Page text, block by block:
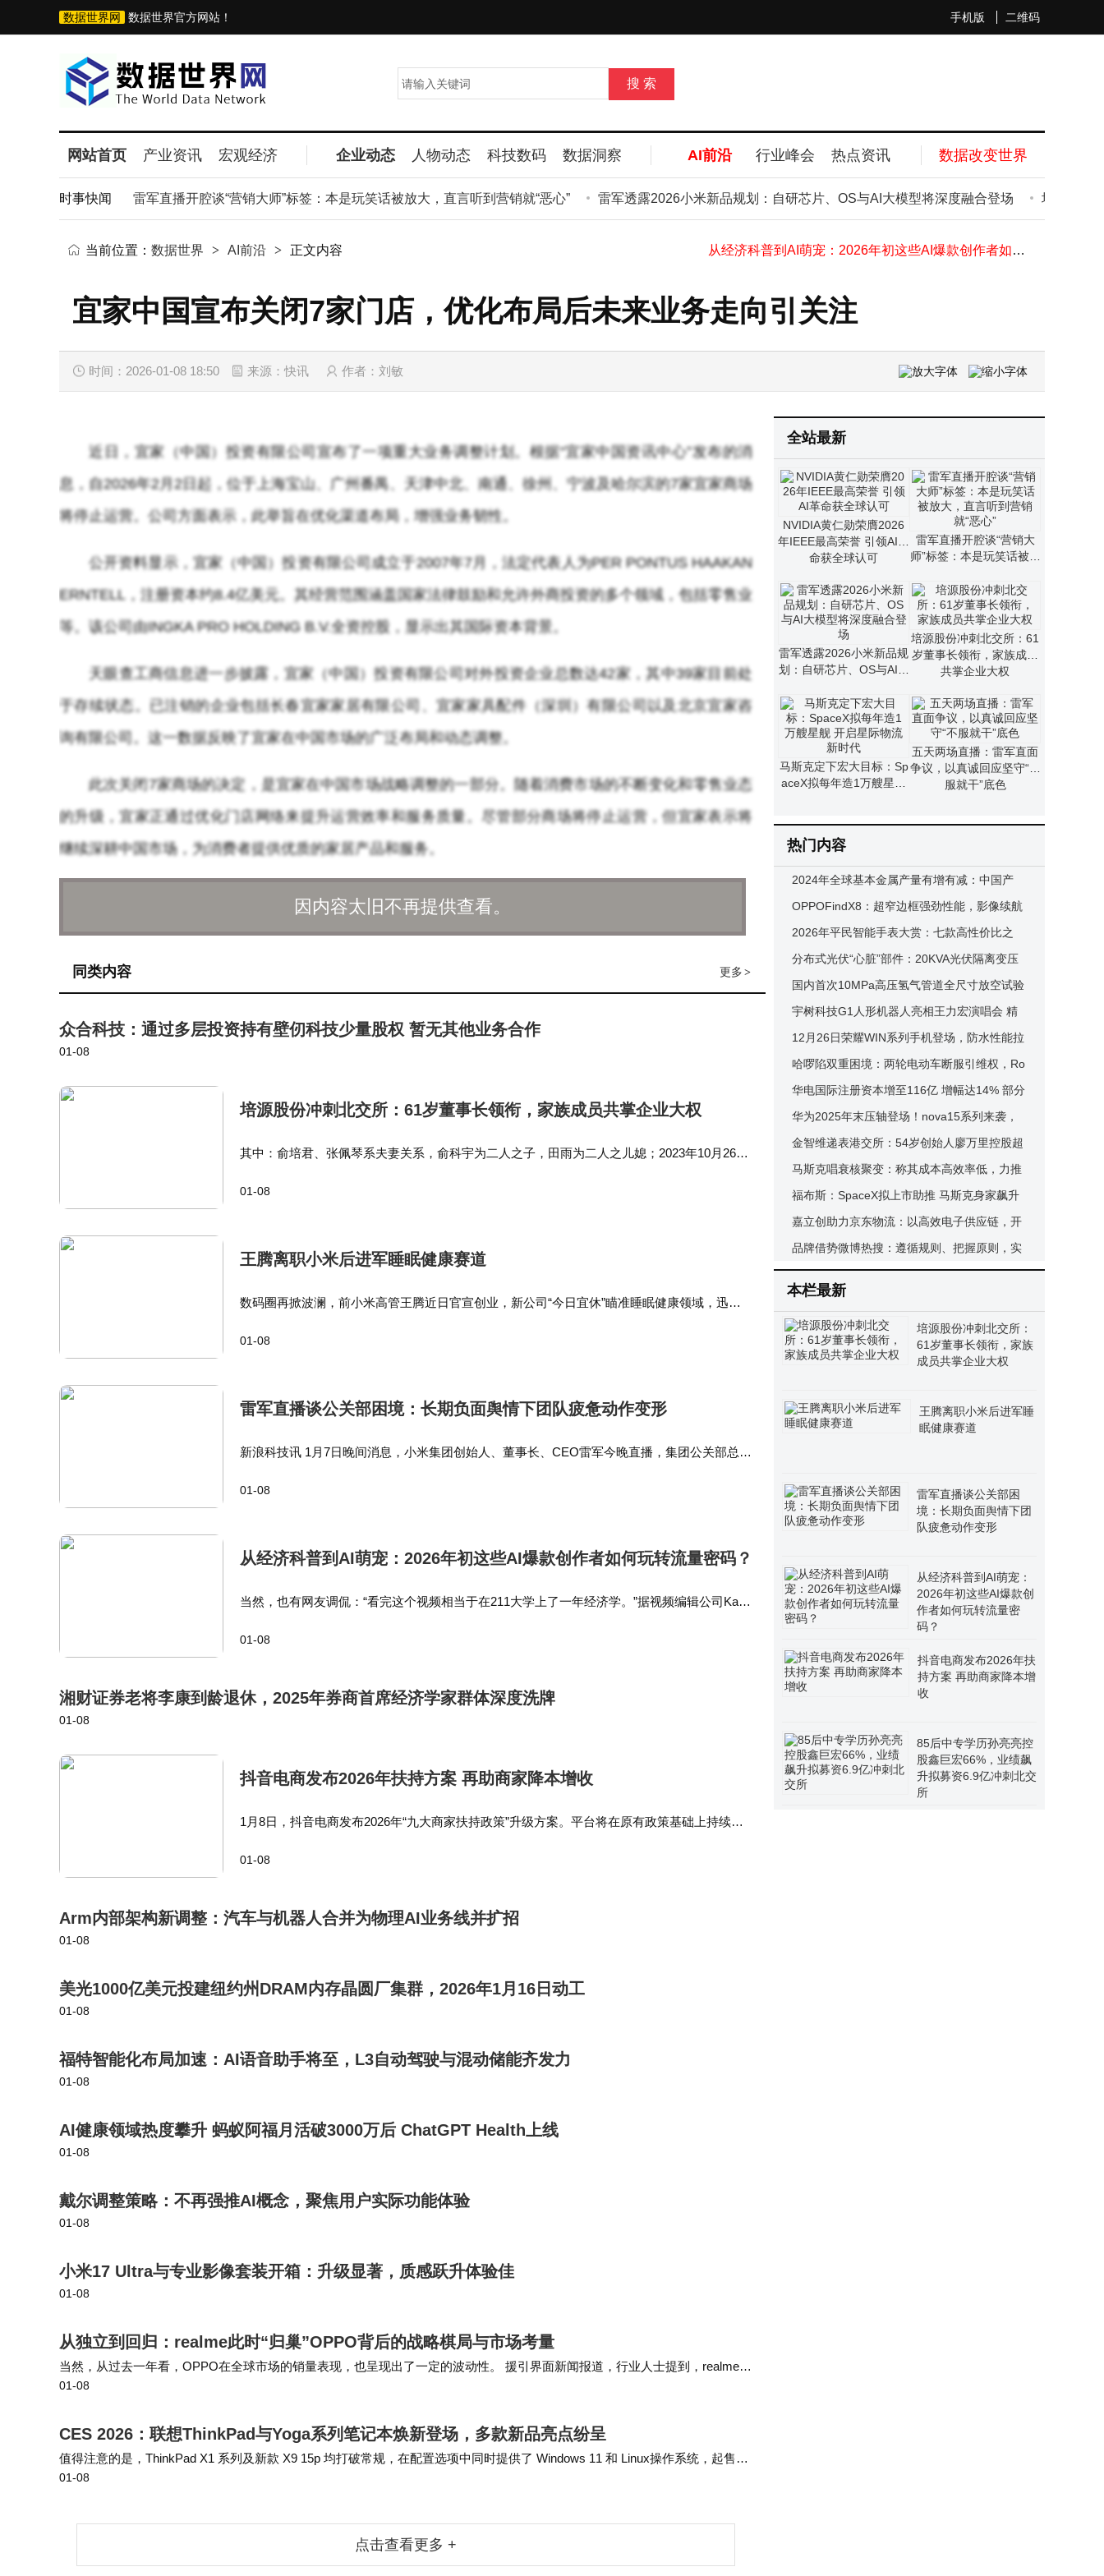
手机版 二维码
数据世界网 数据世界官方网站！
网站首页 产业资讯 宏观经济 企业动态 人物动态 科技数码 数据洞察 AI前沿 行业峰会 热点资讯 数据改变世界
时事快闻
命获全球认可 雷军直播开腔谈“营销大师”标签：本是玩笑话被放大，直言听到营销就“恶心” 雷军透露2026小米新品规划：自研芯片、OS与AI大模型将深度融合登场 培源股份冲
从经济科普到AI萌宠：2026年初这些AI爆款创作者如何玩转流量密码？
福特智能化布局加速：AI语音助手将至，L3自动驾驶与混动储能齐发力
AI健康领域热度攀升 蚂蚁阿福月活破3000万后 ChatGPT Health上线
当前位置： 数据世界 > AI前沿 > 正文内容
宜家中国宣布关闭7家门店，优化布局后未来业务走向引关注
时间：2026-01-08 18:50 来源：快讯 作者：刘敏
近日，宜家（中国）投资有限公司宣布了一项重大业务调整计划。根据“宜家中国资讯中心”发布的消
息，自2026年2月2日起，位于上海宝山、广州番禺、天津中北、南通、徐州、宁波及哈尔滨的7家宜家商场
将停止运营。公司方面表示，此举旨在优化渠道布局，增强业务韧性。
公开资料显示，宜家（中国）投资有限公司成立于2007年7月，法定代表人为PER PONTUS HAAKAN
ERNTELL，注册资本约8.4亿美元。其经营范围涵盖国家法律鼓励和允许外商投资的多个领域，包括零售业
等。该公司由INGKA PRO HOLDING B.V.全资控股，显示出其国际资本背景。
天眼查工商信息进一步披露，宜家（中国）投资有限公司对外投资企业总数达42家，其中39家目前处
于存续状态。已注销的企业包括长春宜家家居有限公司、宜家家具配件（深圳）有限公司以及北京宜家咨
询有限公司。这一数据反映了宜家在中国市场的广泛布局和动态调整。
此次关闭7家商场的决定，是宜家在中国市场战略调整的一部分。随着消费市场的不断变化和零售业态
的升级，宜家正通过优化门店网络来提升运营效率和服务质量。尽管部分商场将停止运营，但宜家表示将
继续深耕中国市场，为消费者提供优质的家居产品和服务。
因内容太旧不再提供查看。
更多 >
同类内容
众合科技：通过多层投资持有壁仞科技少量股权 暂无其他业务合作
01-08
培源股份冲刺北交所：61岁董事长领衔，家族成员共掌企业大权
其中：俞培君、张佩琴系夫妻关系，俞科宇为二人之子，田雨为二人之儿媳；2023年10月26
保持一致行动，期限长期有效；上述四人…
01-08
王腾离职小米后进军睡眠健康赛道
数码圈再掀波澜，前小米高管王腾近日官宣创业，新公司“今日宜休”瞄准睡眠健康领域，迅速
月便完成赛道选择与团队组建，展现出极强的执行力。
01-08
雷军直播谈公关部困境：长期负面舆情下团队疲惫动作变形
新浪科技讯 1月7日晚间消息，小米集团创始人、董事长、CEO雷军今晚直播，集团公关部总经
情我们公关部确实做得不好，所以公…
01-08
从经济科普到AI萌宠：2026年初这些AI爆款创作者如何玩转流量密码？
当然，也有网友调侃：“看完这个视频相当于在211大学上了一年经济学。”据视频编辑公司Kap
道的内容几乎全部由…
01-08
湘财证券老将李康到龄退休，2025年券商首席经济学家群体深度洗牌
01-08
抖音电商发布2026年扶持方案 再助商家降本增收
1月8日，抖音电商发布2026年“九大商家扶持政策”升级方案。平台将在原有政策基础上持续加
着力提升商家经营的长期确定性。九大商家扶持政策是抖音电商2025年初首次推出的扶商计
01-08
Arm内部架构新调整：汽车与机器人合并为物理AI业务线并扩招
01-08
美光1000亿美元投建纽约州DRAM内存晶圆厂集群，2026年1月16日动工
01-08
福特智能化布局加速：AI语音助手将至，L3自动驾驶与混动储能齐发力
01-08
AI健康领域热度攀升 蚂蚁阿福月活破3000万后 ChatGPT Health上线
01-08
戴尔调整策略：不再强推AI概念，聚焦用户实际功能体验
01-08
小米17 Ultra与专业影像套装开箱：升级显著，质感跃升体验佳
01-08
从独立到回归：realme此时“归巢”OPPO背后的战略棋局与市场考量
当然，从过去一年看，OPPO在全球市场的销量表现，也呈现出了一定的波动性。 援引界面新闻报道，行业人士提到，realme和
一加的品牌合并是OPPO要走的必经之路，当下的手机市场早已不适合多子品牌策略，其他手…
01-08
CES 2026：联想ThinkPad与Yoga系列笔记本焕新登场，多款新品亮点纷呈
值得注意的是，ThinkPad X1 系列及新款 X9 15p 均打破常规，在配置选项中同时提供了 Windows 11 和 Linux操作系统，起售价
分别为 1999 美元（现汇率约合 13984 元人…
01-08
点击查看更多 +
全站最新
NVIDIA黄仁勋荣膺2026
年IEEE最高荣誉 引领AI革
命获全球认可
雷军直播开腔谈“营销大
师”标签：本是玩笑话被放
心”
雷军透露2026小米新品规
划：自研芯片、OS与AI大
培源股份冲刺北交所：61
岁董事长领衔，家族成员
共掌企业大权
马斯克定下宏大目标：Sp
aceX拟每年造1万艘星舰
五天两场直播：雷军直面
争议，以真诚回应坚守“不
服就干”底色
热门内容
2024年全球基本金属产量有增有减：中国产
量、全球占比情况一览
OPPOFindX8：超窄边框强劲性能，影像续航
双出色，性价比之选来袭
2026年平民智能手表大赏：七款高性价比之
选，功能实用不将就
分布式光伏“心脏”部件：20KVA光伏隔离变压
器助力绿色电力无缝接入
国内首次10MPa高压氢气管道全尺寸放空试验
成功 助力氢能储运发展
宇树科技G1人形机器人亮相王力宏演唱会 精
准伴舞高难度空翻 马斯克点赞
12月26日荣耀WIN系列手机登场，防水性能拉
满还自带风扇散热！
哈啰陷双重困境：两轮电动车断服引维权，Ro
botaxi撞人致信任危机
华电国际注册资本增至116亿 增幅达14% 部分
高管同步变更
华为2025年末压轴登场！nova15系列来袭，
能否续写Mate80辉煌？
金智维递表港交所：54岁创始人廖万里控股超
四成 深耕金融科技三十载
马斯克唱衰核聚变：称其成本高效率低，力推
太阳能AI卫星计划
福布斯：SpaceX拟上市助推 马斯克身家飙升
至6770亿美元
嘉立创助力京东物流：以高效电子供应链，开
启智能硬件全球创新之路
品牌借势微博热搜：遵循规则、把握原则，实
现可持续社交影响力
本栏最新
培源股份冲刺北交所：
61岁董事长领衔，家族
成员共掌企业大权
王腾离职小米后进军睡
眠健康赛道
雷军直播谈公关部困
境：长期负面舆情下团
队疲惫动作变形
从经济科普到AI萌宠：
2026年初这些AI爆款创
作者如何玩转流量密
码？
抖音电商发布2026年扶
持方案 再助商家降本增
收
85后中专学历孙亮亮控
股鑫巨宏66%，业绩飙
升拟募资6.9亿冲刺北交
所